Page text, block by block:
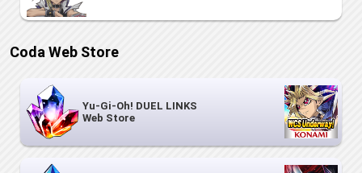
Coda Web Store
Yu-Gi-Oh! DUEL LINKS
Web Store